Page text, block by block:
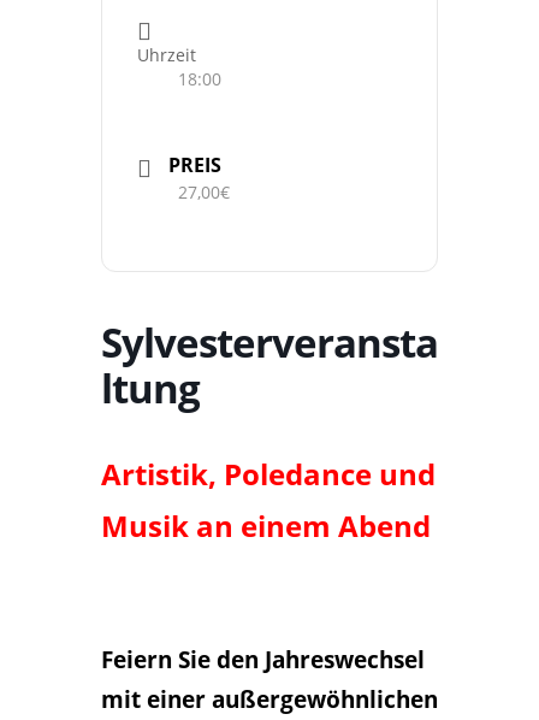
Uhrzeit
18:00
PREIS
27,00€
Sylvesterveransta
ltung
Artistik, Poledance und
Musik an einem Abend
Feiern Sie den Jahreswechsel
mit einer außergewöhnlichen